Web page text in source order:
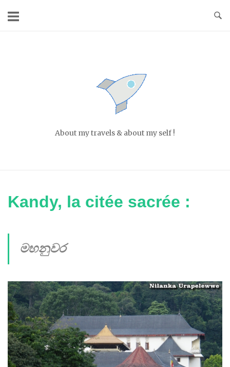
About my travels & about my self !
Kandy, la citée sacrée :
මහනුවර